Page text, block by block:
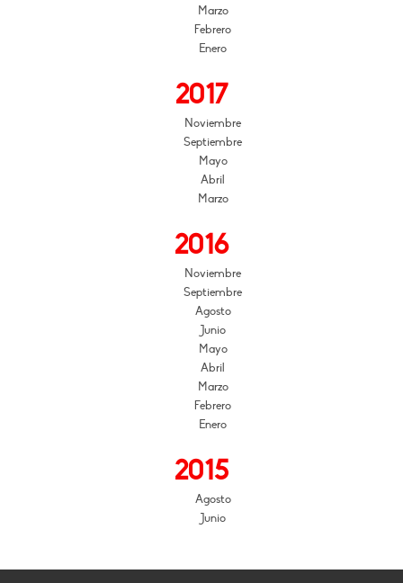
Marzo
Febrero
Enero
2017
Noviembre
Septiembre
Mayo
Abril
Marzo
2016
Noviembre
Septiembre
Agosto
Junio
Mayo
Abril
Marzo
Febrero
Enero
2015
Agosto
Junio